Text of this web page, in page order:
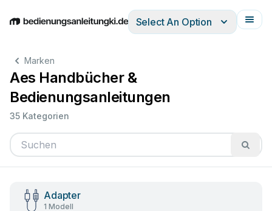
EnglishDeutschEspañolItalianoFrançais
Select An Option
Marken
Aes Handbücher &
Bedienungsanleitungen
35 Kategorien
Adapter
1 Modell